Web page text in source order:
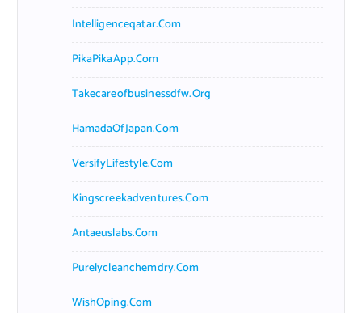
Intelligenceqatar.com
PikaPikaApp.com
Takecareofbusinessdfw.org
HamadaOfJapan.com
VersifyLifestyle.com
Kingscreekadventures.com
Antaeuslabs.com
Purelycleanchemdry.com
WishOping.com